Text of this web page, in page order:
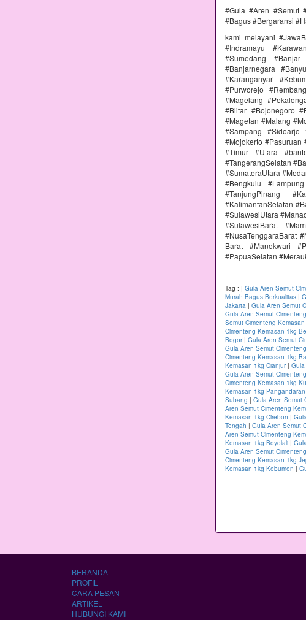
#Gula #Aren #Semut
#Bagus #Bergaransi
kami melayani
#Indramayu
#Sumedang
#Banjarnegara
#Karanganyar
#Purworejo
#Magelang
#Blitar #Bojonegoro
#Magetan #Malang
#Sampang #Sidoarjo
#Mojokerto #Pasuruan
#Timur #Utara
#TangerangSelatan
#SumateraUtara
#Bengkulu
#TanjungPinang
#KalimantanSelatan
#SulawesiUtara
#SulawesiBarat
#NusaTenggaraBarat
Barat #Manokwari
#PapuaSelatan
Tag : | Gula Aren Semut
Murah Bagus Berkualitas |
Jakarta | Gula Aren Semut
Gula Aren Semut
Semut Cimenteng
Cimenteng Kemasan 1kg
Bogor| Gula Aren Semut
Gula Aren Semut
Cimenteng Kemasan 1kg
Kemasan 1kg Cianjur|
Gula Aren Semut
Cimenteng Kemasan 1kg
Kemasan 1kg Pangandaran
Subang | Gula Aren Semut
Aren Semut Cimenteng
Kemasan 1kg Cirebon |
Tengah | Gula Aren Semut
Aren Semut Cimenteng
Kemasan 1kg Boyolali |
Gula Aren Semut
Cimenteng Kemasan 1kg
Kemasan 1kg Kebumen |
BERANDA
PROFIL
CARA PESAN
ARTIKEL
HUBUNGI KAMI